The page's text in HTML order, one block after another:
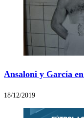
Ansaloni y García
18/12/2019